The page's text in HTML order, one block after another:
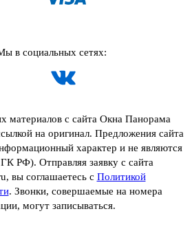
в социальных сетях:
материалов с сайта Окна Панорама
на оригинал. Предложения сайта
характер и не являются
РФ). Отправляя заявку с сайта
вы соглашаетесь с Политикой
. Звонки, совершаемые на номера
могут записываться.